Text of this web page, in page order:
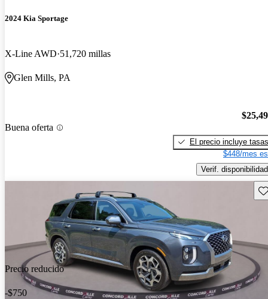
2024 Kia Sportage
X-Line AWD 51,720 millas
Glen Mills, PA
Buena oferta
El precio incluye tasas
$448/mes
Verif. disponibilidad
Precio reducido
-$750